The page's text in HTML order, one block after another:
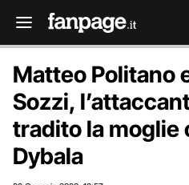
Matteo Politano
Sozzi,
tradito la moglie
Dybala